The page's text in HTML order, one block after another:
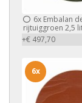
6x Embalan
rijtuiggroen 2,5
+€ 497,70
6x